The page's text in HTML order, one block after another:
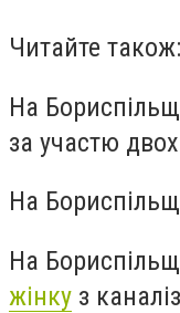
Читайте також:
На
за участю
На
На
жінку з